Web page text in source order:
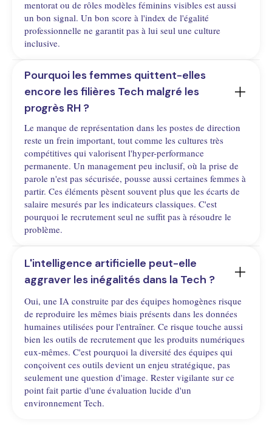
mentorat ou de rôles modèles féminins visibles est aussi
un bon signal. Un bon score à l'index de l'égalité
professionnelle ne garantit pas à lui seul une culture
inclusive.
Pourquoi les femmes quittent-elles
encore les filières Tech malgré les
progrès RH ?
Le manque de représentation dans les postes de direction
reste un frein important, tout comme les cultures très
compétitives qui valorisent l'hyper-performance
permanente. Un management peu inclusif, où la prise de
parole n'est pas sécurisée, pousse aussi certaines femmes à
partir. Ces éléments pèsent souvent plus que les écarts de
salaire mesurés par les indicateurs classiques. C'est
pourquoi le recrutement seul ne suffit pas à résoudre le
problème.
L'intelligence artificielle peut-elle
aggraver les inégalités dans la Tech ?
Oui, une IA construite par des équipes homogènes risque
de reproduire les mêmes biais présents dans les données
humaines utilisées pour l'entraîner. Ce risque touche aussi
bien les outils de recrutement que les produits numériques
eux-mêmes. C'est pourquoi la diversité des équipes qui
conçoivent ces outils devient un enjeu stratégique, pas
seulement une question d'image. Rester vigilante sur ce
point fait partie d'une évaluation lucide d'un
environnement Tech.